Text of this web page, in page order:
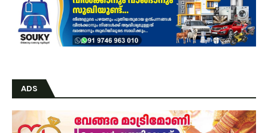
ADS